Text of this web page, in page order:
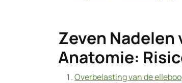
Zeven
Anatomie:
Overbelasting van de